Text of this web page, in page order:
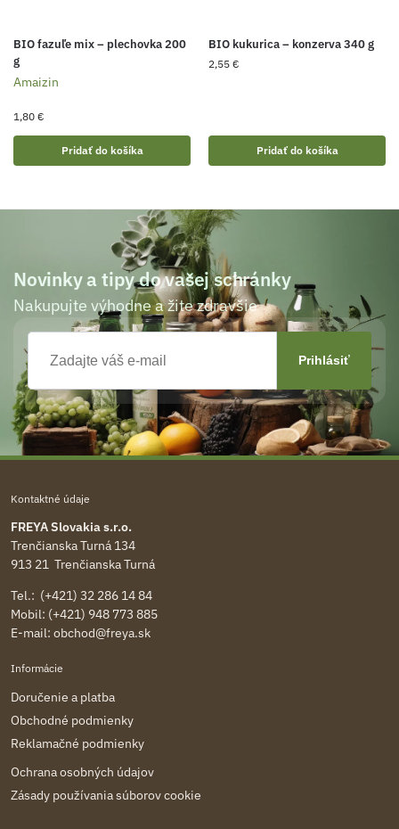
BIO fazuľe mix – plechovka 200
g
Amaizin
1,80 €
Pridať do košíka
BIO kukurica – konzerva 340 g
2,55 €
Pridať do košíka
Novinky a tipy do vašej schránky
Nakupujte výhodne a žite zdravšie
Kontaktné údaje
FREYA Slovakia s.r.o.
Trenčianska Turná 134
913 21 Trenčianska Turná
Tel.: (+421) 32 286 14 84
Mobil: (+421) 948 773 885
E-mail: obchod@freya.sk
Informácie
Doručenie a platba
Obchodné podmienky
Reklamačné podmienky
Ochrana osobných údajov
Zásady používania súborov cookie